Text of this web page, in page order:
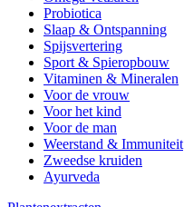
Probiotica
Slaap & Ontspanning
Spijsvertering
Sport & Spieropbouw
Vitaminen & Mineralen
Voor de vrouw
Voor het kind
Voor de man
Weerstand & Immuniteit
Zweedse kruiden
Ayurveda